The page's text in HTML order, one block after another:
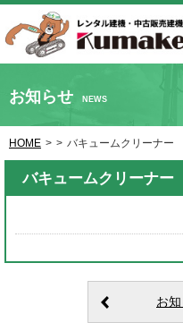
お知らせ NEWS
HOME > > バキュームクリーナー
バキュームクリーナー
お